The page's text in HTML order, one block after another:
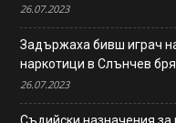
26.07.2023
Задържаха бивш играч
наркотици в Слънчев
26.07.2023
Съдийски назначения